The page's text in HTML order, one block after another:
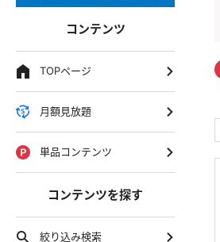
コンテンツ
TOPページ
月額見放題
単品コンテンツ
コンテンツを探す
絞り込み検索